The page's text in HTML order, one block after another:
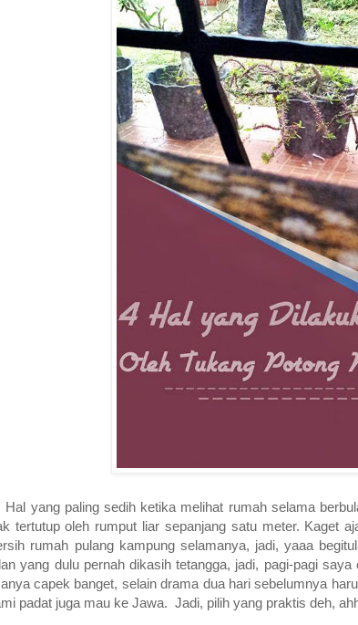
Hal yang paling sedih ketika melihat rumah selama
tertutup oleh rumput liar sepanjang satu meter. Kaget
rumah pulang kampung selamanya, jadi, yaaa
yang dulu pernah dikasih tetangga, jadi, pagi-pagi
capek banget, selain drama dua hari sebelumnya
padat juga mau ke Jawa. Jadi, pilih yang praktis deh,